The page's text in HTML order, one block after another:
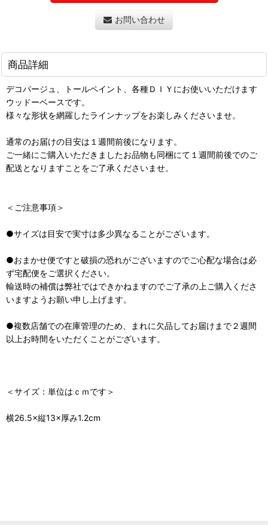
お問い合わせ
商品詳細
デコパージュ、トールペイント、各種ＤＩＹにお使いいただけます
ウッドーベースです。
様々な形状を網羅したラインナップをお楽しみくださいませ。
通常のお届けの目安は１週間前後になります。
ご一緒にご購入いただきましたお品物も同梱にて１週間前後でのご
配送となりますことをご了承くださいませ。
＜ご注意事項＞
●サイズは目安で実寸は多少異なることがございます。
●おまかせ便ですと破損の恐れがございますのでご心配な場合は必
ず宅配便をご選択ください。
輸送時の補償は弊社ではできかねますのでご了承の上ご購入くださ
いますようお願い申し上げます。
●複数店舗での在庫管理のため、まれに欠品してお届けまで２週間
以上お時間をいただくことがございます。
＜サイズ：単位はｃｍです＞
横26.5×縦13×厚み1.2cm